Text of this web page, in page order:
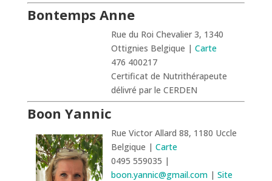
Bontemps Anne
Rue du Roi Chevalier 3, 1340
Ottignies Belgique | Carte
476 400217
Certificat de Nutrithérapeute
délivré par le CERDEN
Boon Yannic
Rue Victor Allard 88, 1180 Uccle
Belgique | Carte
0495 559035 |
boon.yannic@gmail.com| Site